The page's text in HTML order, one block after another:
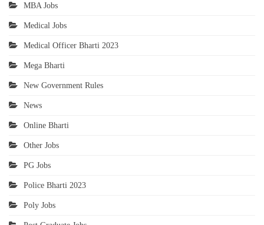
MBA Jobs
Medical Jobs
Medical Officer Bharti 2023
Mega Bharti
New Government Rules
News
Online Bharti
Other Jobs
PG Jobs
Police Bharti 2023
Poly Jobs